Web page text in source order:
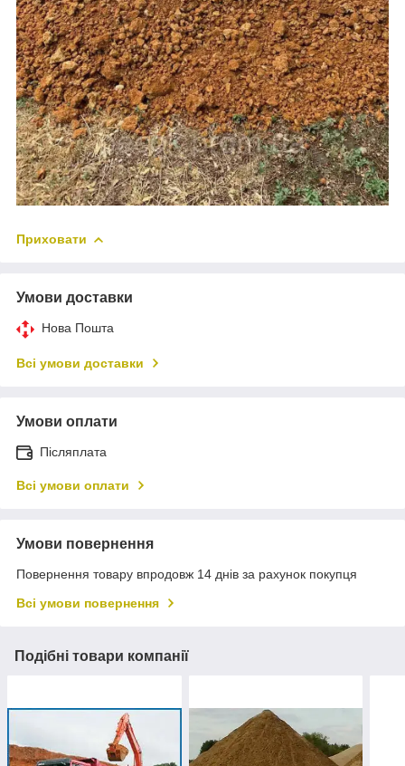
Приховати
Умови доставки
Нова Пошта
Всі умови доставки
Умови оплати
Післяплата
Всі умови оплати
Умови повернення
Повернення товару впродовж 14 днів за рахунок покупця
Всі умови повернення
Подібні товари компанії